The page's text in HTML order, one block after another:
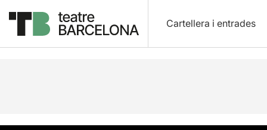
Cartellera i entrades
Descripció Fitxa artística Fotos i vídeos